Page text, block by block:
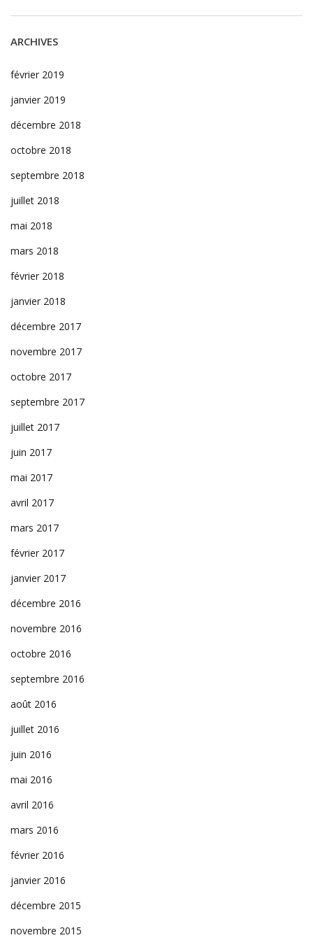
ARCHIVES
février 2019
janvier 2019
décembre 2018
octobre 2018
septembre 2018
juillet 2018
mai 2018
mars 2018
février 2018
janvier 2018
décembre 2017
novembre 2017
octobre 2017
septembre 2017
juillet 2017
juin 2017
mai 2017
avril 2017
mars 2017
février 2017
janvier 2017
décembre 2016
novembre 2016
octobre 2016
septembre 2016
août 2016
juillet 2016
juin 2016
mai 2016
avril 2016
mars 2016
février 2016
janvier 2016
décembre 2015
novembre 2015